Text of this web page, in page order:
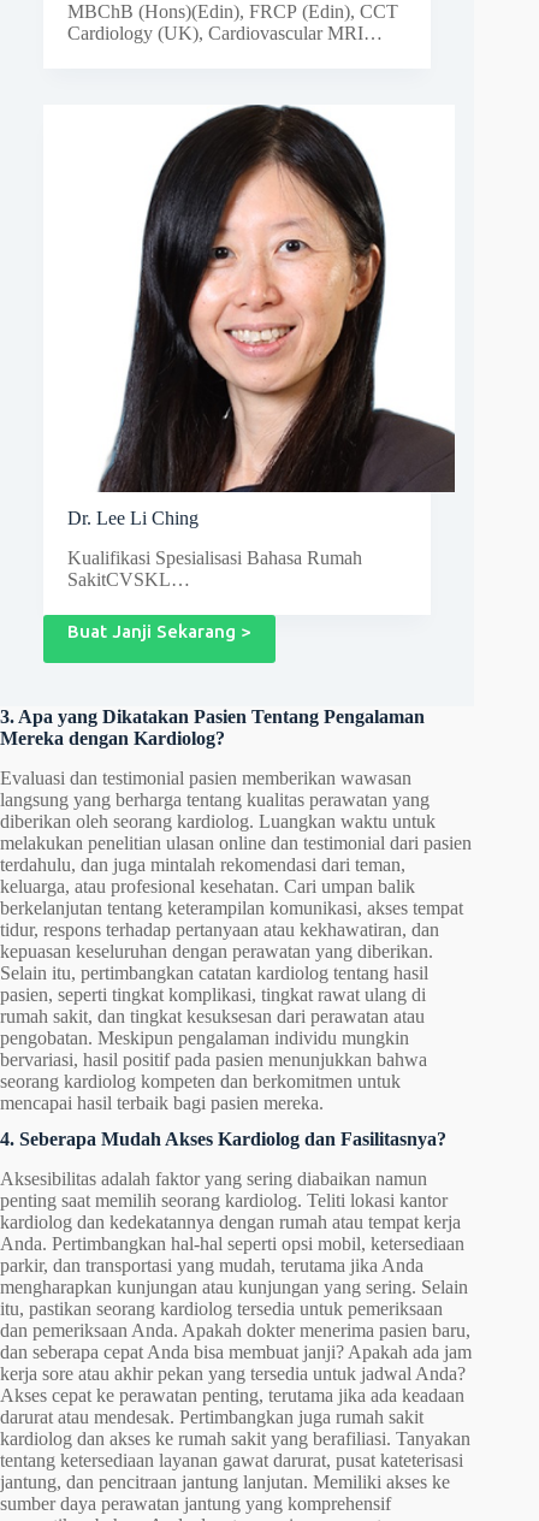
MBChB (Hons)(Edin), FRCP (Edin), CCT
Cardiology (UK), Cardiovascular MRI
Dr. Lee Li Ching
Kualifikasi Spesialisasi Bahasa Rumah
SakitCVSKL…
Buat Janji Sekarang >
3. Apa yang Dikatakan Pasien Tentang Pengalaman
Mereka dengan Kardiolog?
Evaluasi dan testimonial pasien memberikan wawasan
langsung yang berharga tentang kualitas perawatan yang
diberikan oleh seorang kardiolog. Luangkan waktu untuk
melakukan penelitian ulasan online dan testimonial dari pasien
terdahulu, dan juga mintalah rekomendasi dari teman,
keluarga, atau profesional kesehatan. Cari umpan balik
berkelanjutan tentang keterampilan komunikasi, akses tempat
tidur, respons terhadap pertanyaan atau kekhawatiran, dan
kepuasan keseluruhan dengan perawatan yang diberikan.
Selain itu, pertimbangkan catatan kardiolog tentang hasil
pasien, seperti tingkat komplikasi, tingkat rawat ulang di
rumah sakit, dan tingkat kesuksesan dari perawatan atau
pengobatan. Meskipun pengalaman individu mungkin
bervariasi, hasil positif pada pasien menunjukkan bahwa
seorang kardiolog kompeten dan berkomitmen untuk
mencapai hasil terbaik bagi pasien mereka.
4. Seberapa Mudah Akses Kardiolog dan Fasilitasnya?
Aksesibilitas adalah faktor yang sering diabaikan namun
penting saat memilih seorang kardiolog. Teliti lokasi kantor
kardiolog dan kedekatannya dengan rumah atau tempat kerja
Anda. Pertimbangkan hal-hal seperti opsi mobil, ketersediaan
parkir, dan transportasi yang mudah, terutama jika Anda
mengharapkan kunjungan atau kunjungan yang sering. Selain
itu, pastikan seorang kardiolog tersedia untuk pemeriksaan
dan pemeriksaan Anda. Apakah dokter menerima pasien baru,
dan seberapa cepat Anda bisa membuat janji? Apakah ada jam
kerja sore atau akhir pekan yang tersedia untuk jadwal Anda?
Akses cepat ke perawatan penting, terutama jika ada keadaan
darurat atau mendesak. Pertimbangkan juga rumah sakit
kardiolog dan akses ke rumah sakit yang berafiliasi. Tanyakan
tentang ketersediaan layanan gawat darurat, pusat kateterisasi
jantung, dan pencitraan jantung lanjutan. Memiliki akses ke
sumber daya perawatan jantung yang komprehensif